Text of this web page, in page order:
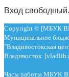
Вход свободный.
Copyright © [МБУК
Муниципальное
"Владивостокская
Владивосток
Часы работы МБУК